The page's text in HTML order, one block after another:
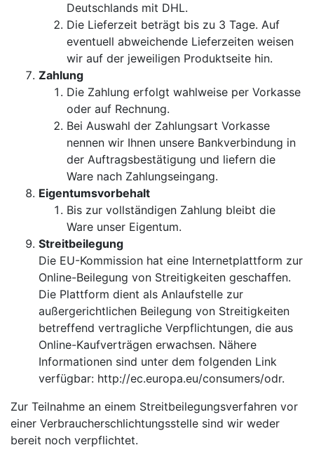
Deutschlands mit DHL.
Die Lieferzeit beträgt bis zu 3 Tage. Auf
eventuell abweichende Lieferzeiten weisen
wir auf der jeweiligen Produktseite hin.
Zahlung
Die Zahlung erfolgt wahlweise per Vorkasse
oder auf Rechnung.
Bei Auswahl der Zahlungsart Vorkasse
nennen wir Ihnen unsere Bankverbindung in
der Auftragsbestätigung und liefern die
Ware nach Zahlungseingang.
Eigentumsvorbehalt
Bis zur vollständigen Zahlung bleibt die
Ware unser Eigentum.
Streitbeilegung
Die EU-Kommission hat eine Internetplattform zur
Online-Beilegung von Streitigkeiten geschaffen.
Die Plattform dient als Anlaufstelle zur
außergerichtlichen Beilegung von Streitigkeiten
betreffend vertragliche Verpflichtungen, die aus
Online-Kaufverträgen erwachsen. Nähere
Informationen sind unter dem folgenden Link
verfügbar: http://ec.europa.eu/consumers/odr.
Zur Teilnahme an einem Streitbeilegungsverfahren vor
einer Verbraucherschlichtungsstelle sind wir weder
bereit noch verpflichtet.